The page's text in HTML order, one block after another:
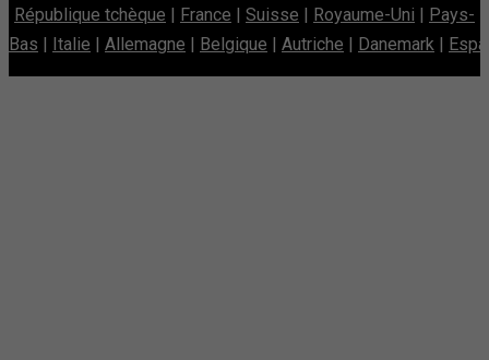
République tchèque | France | Suisse | Royaume-Uni | Pays-
Bas | Italie | Allemagne | Belgique | Autriche | Danemark |